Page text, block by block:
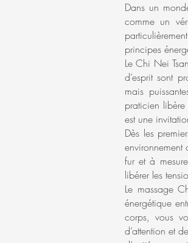
Dans un
comme un
principes
Le Chi Nei
d’esprit sont
mais
praticien
est une
Dès les
fur et à
libérer les
Le massage
énergétique
corps, vous
d’attention et